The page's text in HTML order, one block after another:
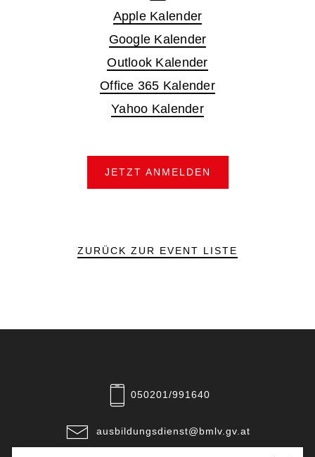
Apple Kalender
Google Kalender
Outlook Kalender
Office 365 Kalender
Yahoo Kalender
JETZT ANMELDEN
ZURÜCK ZUR EVENT LISTE
050201/991640
ausbildungsdienst@bmlv.gv.at